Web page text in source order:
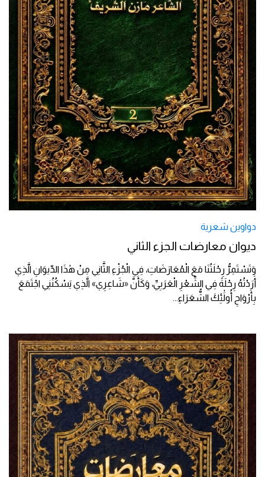
دواوين شعرية
ديوان معارضات الجزء الثاني
وَتَسْتَمِرُّ رِحْلَتُنَا مَعَ الْمُعَارَضَاتِ، فِي الْجُزْءِ الثَّانِي مِنْ هٰذَا الدِّيوَانِ الَّذِي
أَرَدْتُهُ رِحْلَةً فِي الشِّعْرِ الْعَرَبِيِّ، وَكَأَنَّ «شَاعِرِي» الَّذِي يَسْكُنُنِي اجْتَمَعَ
بِأَرْوَاحِ أُولَٰئِكَ الشُّعَرَاءِ...